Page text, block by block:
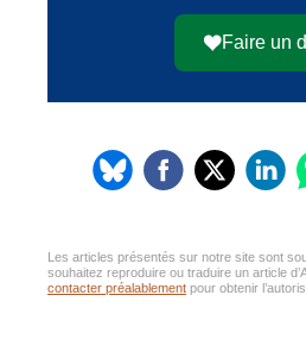
Faire un
Les articles présentés sur notre site sont
souhaitez reproduire ou traduire un article
contacter préalablement pour obtenir